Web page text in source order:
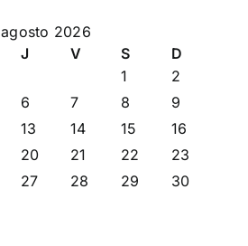
agosto 2026
J V S
D
1
2
6 7 8
9
13 14 15
16
20 21 22
23
27 28 29
30